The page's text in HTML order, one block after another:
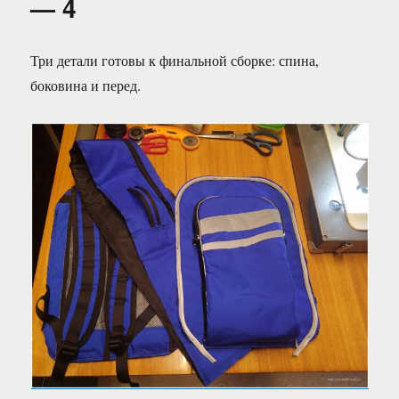
— 4
Три детали готовы к финальной сборке: спина,
боковина и перед.